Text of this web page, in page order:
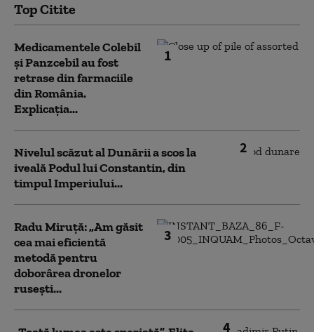
Top Citite
1
Medicamentele Colebil
și Panzcebil au fost
retrase din farmaciile
din România.
Explicația...
2
Nivelul scăzut al Dunării a scos la
iveală Podul lui Constantin, din
timpul Imperiului...
3
Radu Miruță: „Am găsit
cea mai eficientă
metodă pentru
doborârea dronelor
rusești...
4